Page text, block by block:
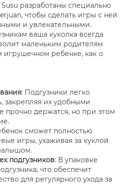
разработаны специально
чтобы сделать игры с ней
и увлекательными.
ваша куколка всегда
маленьким родителям
игрушечном ребенке, как о
: Подгузники легко
закрепляя их удобными
прочно держатся, но при этом
сможет полностью
игры, ухаживая за куклой
подгузников: В упаковке
что обеспечит
для регулярного ухода за